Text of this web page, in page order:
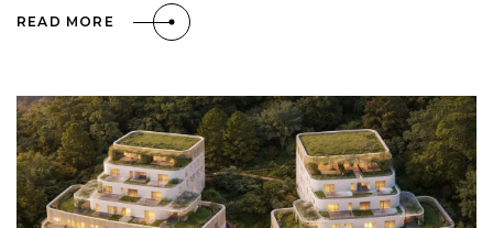
READ MORE